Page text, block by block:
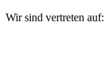
Wir sind vertreten auf: